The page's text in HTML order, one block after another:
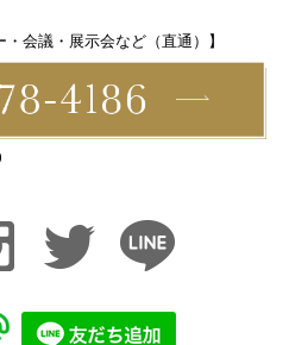
会議・展示会など（直通）】